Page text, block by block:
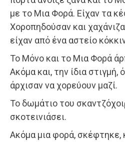
με το Μια Φορά. Είχαν τα
Χοροπηδούσαν και
είχαν από ένα αστείο
Το Μόνο και το Μια Φορά
Ακόμα και, την ίδια
άρχισαν να χορεύουν μαζί.
Το δωμάτιο του
σκοτεινιάσει.
Ακόμα μια φορά, σκέφτηκε,